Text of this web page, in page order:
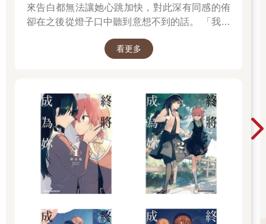
講話結巴，手指焦躁地動個不停，眼珠子也不停地轉來轉去……
看著他此刻反常的模樣，我竟然覺得有些陌生。
他開始檢討自己，想找出我突然萌生退意的原因。
他多少會有些良心不安吧。
最明顯的證據，就是他過去曾經刻意避開我，我想他現在肯定是
想起那段錯誤的往事了吧。
而我當然不可能親口說出這些理由，畢竟我這麼做的初衷並不是
為了爭取更好的待遇。
「沒有那種事。就像我剛才所說的，我對賢成先生只有感激之
訴我。不管是什麼事，我都會盡力……不，我會無條件改進，請
來告白都無法讓她心跳加快，對此深有同感的侑
卻在之後從燈子口中聽到意想不到的話。 「我好
看更多